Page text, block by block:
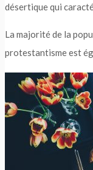
désertique qui
La majorité de la
protestantisme est